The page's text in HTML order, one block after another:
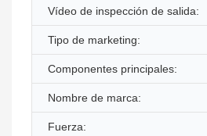
Vídeo de inspección de salida:
Tipo de marketing:
Componentes principales:
Nombre de marca:
Fuerza: